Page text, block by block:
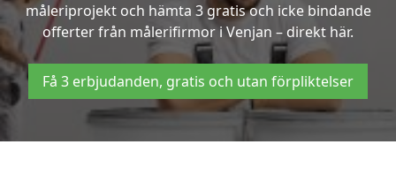
måleriprojekt och hämta 3 gratis och icke bindande
offerter från målerifirmor i Venjan – direkt här.
Få 3 erbjudanden, gratis och utan förpliktelser